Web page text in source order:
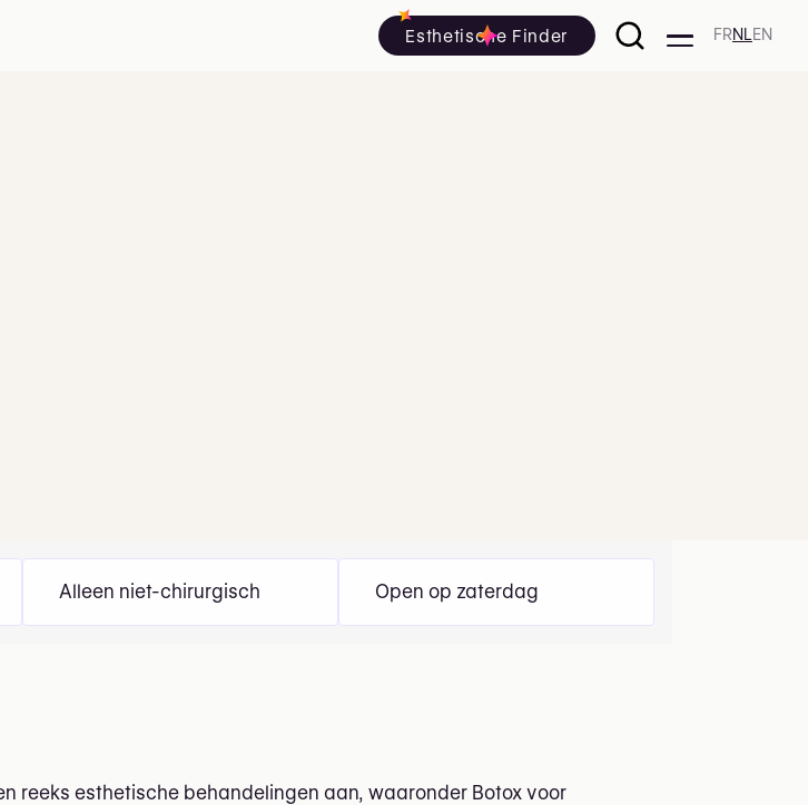
Esthetische Finder FRNL EN
Alleen niet-chirurgisch Open op zaterdag
reeks esthetische behandelingen aan, waaronder Botox voor